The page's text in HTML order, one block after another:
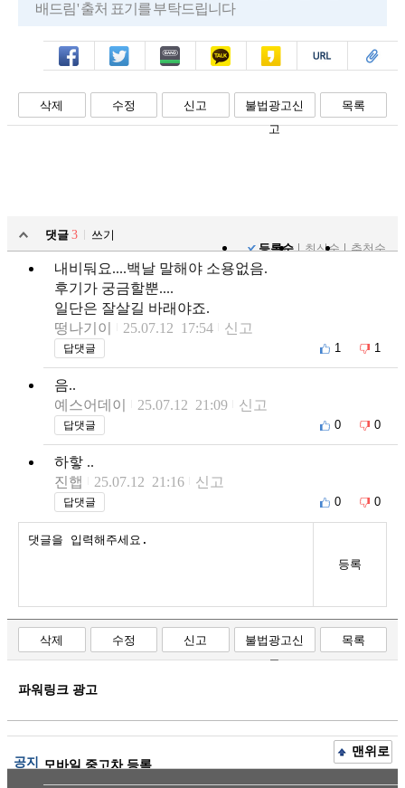
배드림' 출처 표기를 부탁드립니다
페북 트윗 밴드 카톡 카스 복사 스크랩
삭제 수정 신고
불법광고신
고
목록
댓글 3
쓰기
등록순
최신순 추천순
내비둬요....백날 말해야 소용없음.
후기가 궁금할뿐....
일단은 잘살길 바래야죠.
떵나기이
25.07.12 17:54 신고
답댓글 1 1
음..
예스어데이
25.07.12 21:09 신고
답댓글 0 0
하핳 ..
진햅
25.07.12 21:16 신고
답댓글 0 0
등록
삭제 수정 신고
불법광고신
고
목록
파워링크 광고
공지 모바일 중고차 등록
맨위로